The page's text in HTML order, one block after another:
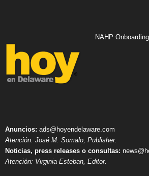
NAHP
Anuncios: ads@hoyendelaware.com
Atención: José M. Somalo, Publisher.
Noticias, press releases o consultas:
Atención: Virginia Esteban, Editor.